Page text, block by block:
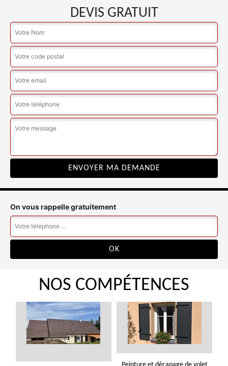
DEVIS GRATUIT
On vous rappelle gratuitement
NOS COMPÉTENCES